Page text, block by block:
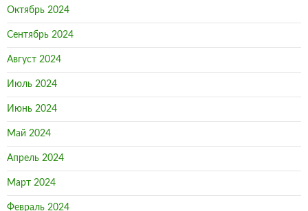
Октябрь 2024
Сентябрь 2024
Август 2024
Июль 2024
Июнь 2024
Май 2024
Апрель 2024
Март 2024
Февраль 2024